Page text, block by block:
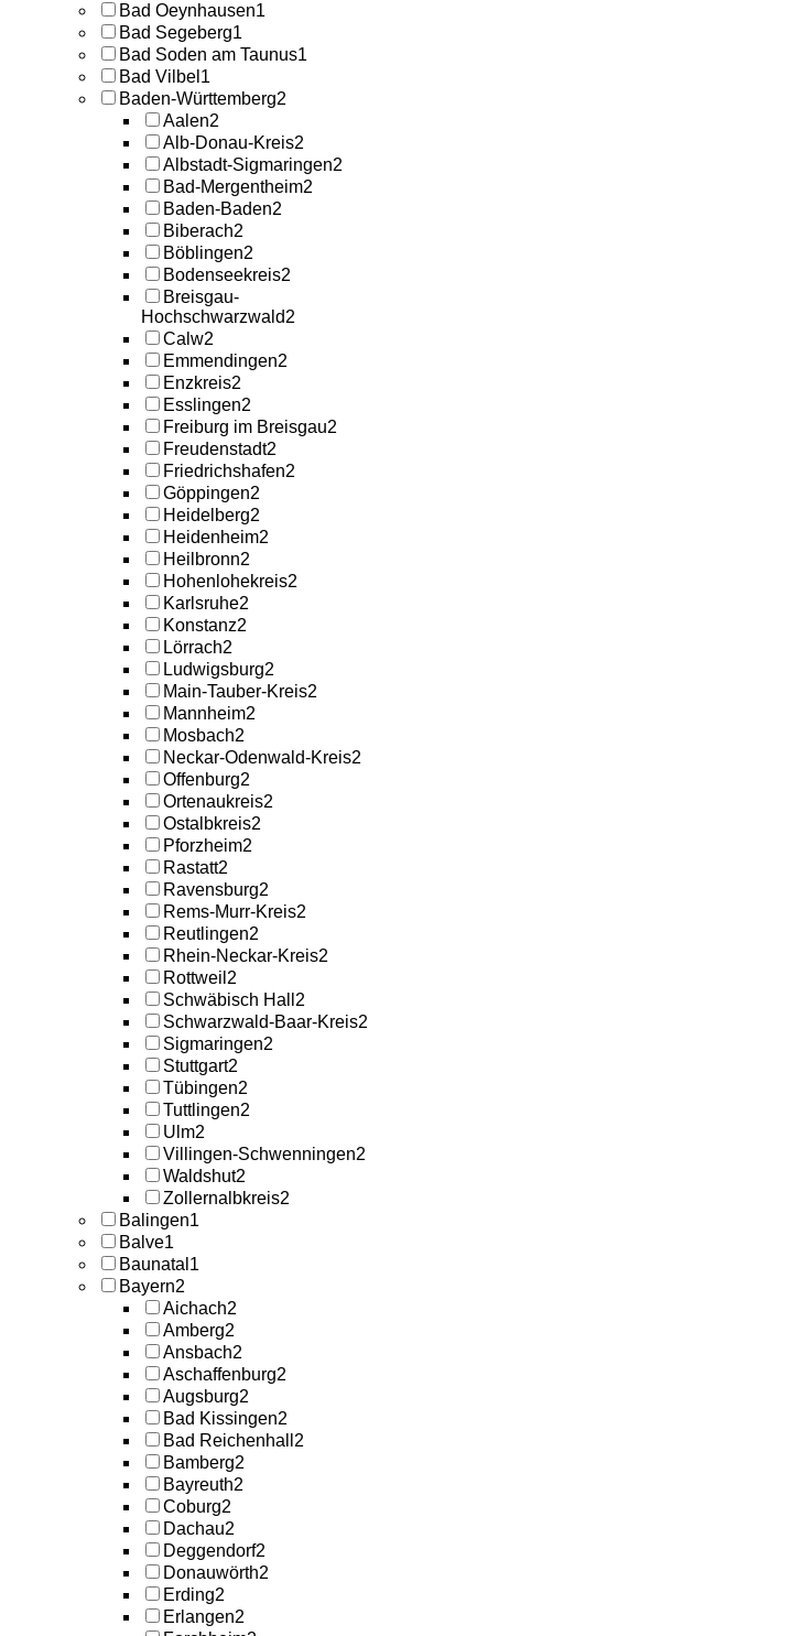
Bad Oeynhausen1
Bad Segeberg1
Bad Soden am Taunus1
Bad Vilbel 1
Baden-Württemberg2
Aalen2
Alb-Donau-Kreis2
Albstadt-Sigmaringen2
Bad-Mergentheim2
Baden-Baden2
Biberach2
Böblingen2
Bodenseekreis2
Breisgau-
Hochschwarzwald2
Calw2
Emmendingen2
Enzkreis2
Esslingen2
Freiburg im Breisgau2
Freudenstadt2
Friedrichshafen2
Göppingen2
Heidelberg2
Heidenheim2
Heilbronn2
Hohenlohekreis2
Karlsruhe2
Konstanz2
Lörrach2
Ludwigsburg2
Main-Tauber-Kreis2
Mannheim2
Mosbach2
Neckar-Odenwald-Kreis2
Offenburg2
Ortenaukreis2
Ostalbkreis2
Pforzheim2
Rastatt2
Ravensburg2
Rems-Murr-Kreis2
Reutlingen2
Rhein-Neckar-Kreis2
Rottweil 2
Schwäbisch Hall 2
Schwarzwald-Baar-Kreis2
Sigmaringen2
Stuttgart2
Tübingen2
Tuttlingen2
Ulm2
Villingen-Schwenningen2
Waldshut2
Zollernalbkreis2
Balingen1
Balve1
Baunatal 1
Bayern2
Aichach2
Amberg2
Ansbach2
Aschaffenburg2
Augsburg2
Bad Kissingen2
Bad Reichenhall 2
Bamberg2
Bayreuth2
Coburg2
Dachau2
Deggendorf2
Donauwörth2
Erding2
Erlangen2